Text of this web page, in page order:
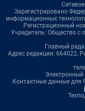
Зарегистрировано
информационных
Регистрационный
Учредитель: Общество с
Главный
Адрес редакции: 664022,
Электронный
Контактные данные для